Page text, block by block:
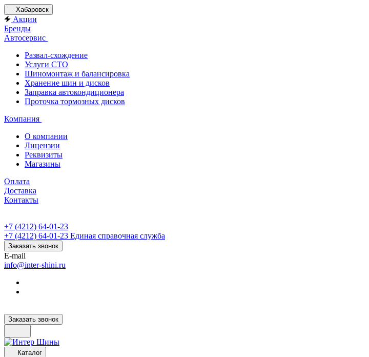
Хабаровск
Акции
Бренды
Автосервис
Развал-схождение
Услуги СТО
Шиномонтаж и балансировка
Хранение шин и дисков
Заправка автокондиционера
Проточка тормозных дисков
Компания
О компании
Лицензии
Реквизиты
Магазины
Оплата
Доставка
Контакты
+7 (4212) 64-01-23
+7 (4212) 64-01-23 Единая справочная служба
Заказать звонок
E-mail
info@inter-shini.ru
Заказать звонок
Каталог